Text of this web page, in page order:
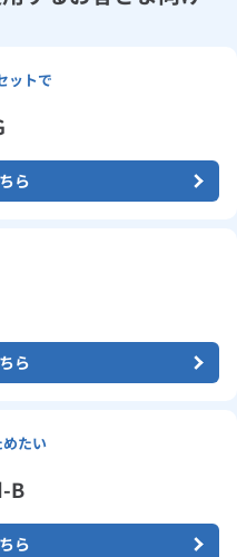
ットで
ら
ら
たい
B
ら